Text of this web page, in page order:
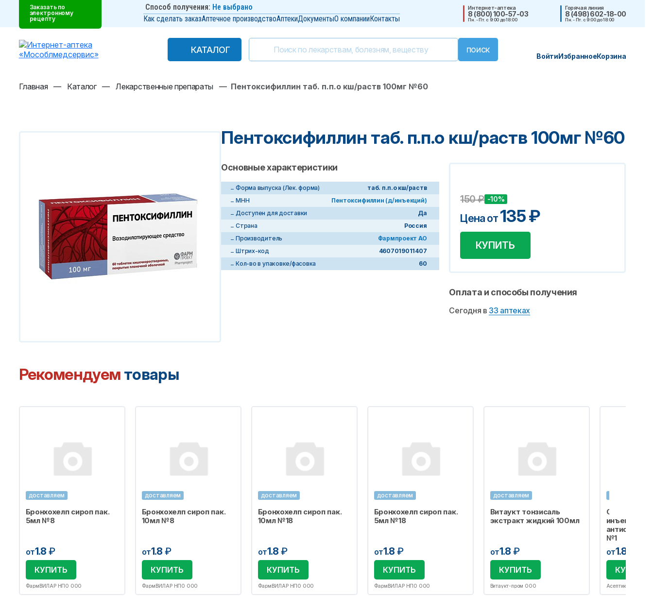
Заказать по
электронному
рецепту
Способ получения: Не выбрано
Как сделать заказАптечное производствоАптекиДокументыО компанииКонтакты
Интернет-аптека
8 (800) 100-57-03
Пн. - Пт. с 9:00 до 18:00
Горячая линия
8 (498) 602-18-00
Пн. - Пт. с 9:00 до 18:00
КАТАЛОГ
КАТАЛОГ
ВойтиИзбранноеКорзина
Главная — Каталог — Лекарственные препараты — Пентоксифиллин таб. п.п.о кш/раств 100мг №60
Пентоксифиллин таб. п.п.о кш/раств 100мг №60
Основные характеристики
Форма выпуска (Лек. форма)
таб. п.п.о кш/раств
МНН
Пентоксифиллин (д/инъекций)
Доступен для доставки
Да
Страна
Россия
Производитель
Фармпроект АО
Штрих-код
4607019011407
Кол-во в упаковке/фасовка
60
150₽ -10%
Цена от135₽
КУПИТЬ
Оплата и способы получения
Сегодня в 33 аптеках
Рекомендуем товары
доставляем
Бронхохелп сироп пак.
5мл №8
от1.8 ₽
КУПИТЬ
ФармВИЛАР НПО ООО
доставляем
Бронхохелп сироп пак.
10мл №8
от1.8 ₽
КУПИТЬ
ФармВИЛАР НПО ООО
доставляем
Бронхохелп сироп пак.
10мл №18
от1.8 ₽
КУПИТЬ
ФармВИЛАР НПО ООО
доставляем
Бронхохелп сироп пак.
5мл №18
от1.8 ₽
КУПИТЬ
ФармВИЛАР НПО ООО
доставляем
Витаукт тонзисаль
экстракт жидкий 100мл
от1.8 ₽
КУПИТЬ
Витаукт-пром ООО
Салфетка
инъекций
№1
от1.8
КУПИТЬ
Асептика М.К.